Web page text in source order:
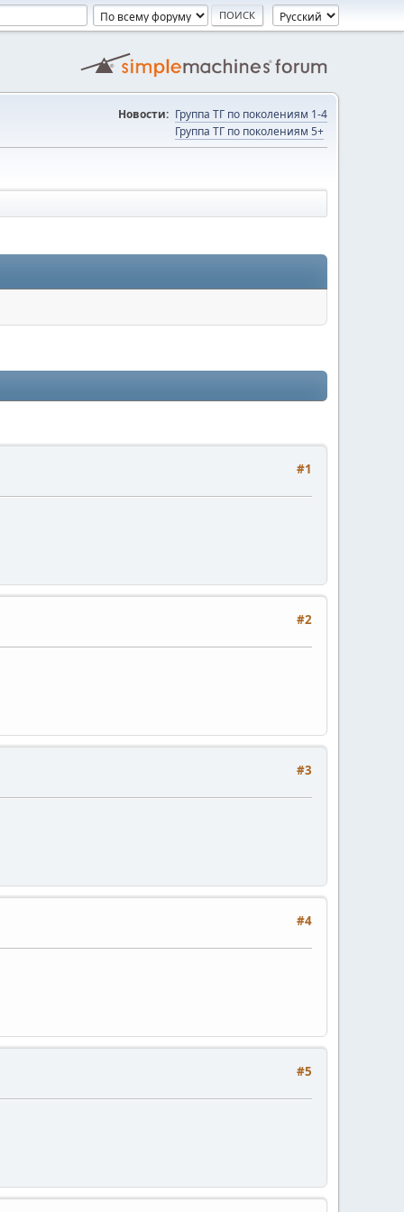
Новости: Группа ТГ по поколениям 1-4
Группа ТГ по поколениям 5+
#1
#2
#3
#4
#5